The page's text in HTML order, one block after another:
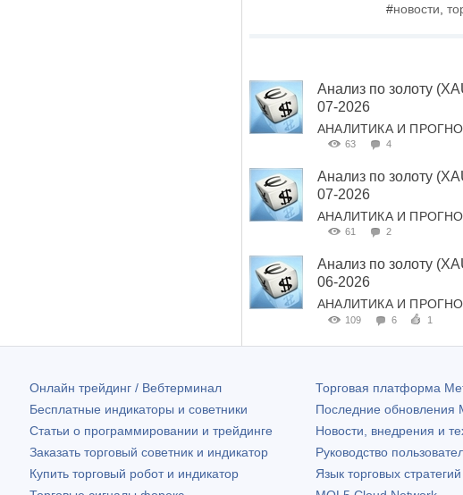
#новости
Анализ по золоту
07-2026
АНАЛИТИКА И
63 4
Анализ по золоту
07-2026
АНАЛИТИКА И
61 2
Анализ по золоту
06-2026
АНАЛИТИКА И
109 6 1
Онлайн трейдинг / Вебтерминал
Бесплатные индикаторы и советники
Статьи о программировании и трейдинге
Заказать торговый советник и индикатор
Купить торговый робот и индикатор
Торговая платформа
Последние обновления
Новости, внедрения и
Руководство
Язык торговых